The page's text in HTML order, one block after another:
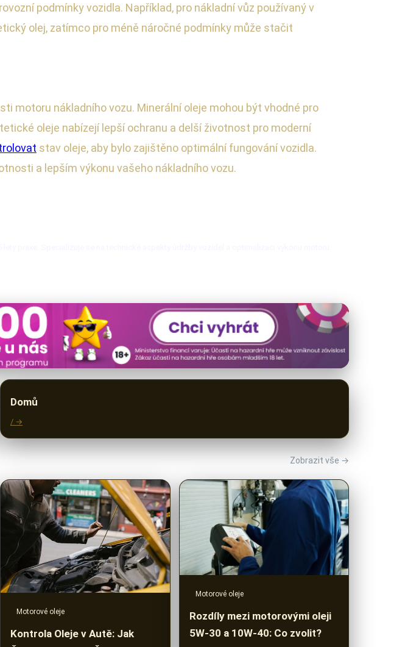
podmínky vozidla. Například, pro nákladní vůz používaný v
olej, zatímco pro méně náročné podmínky může stačit
motoru nákladního vozu. Minerální oleje mohou být vhodné pro
oleje nabízejí lepší ochranu a delší životnost pro moderní
stav oleje, aby bylo zajištěno optimální fungování vozidla.
a lepším výkonu vašeho nákladního vozu.
Domů
/ →
Zobrazit vše →
Motorové oleje
Kontrola Oleje v Autě: Jak
Motorové oleje
Rozdíly mezi motorovými oleji
5W-30 a 10W-40: Co zvolit?